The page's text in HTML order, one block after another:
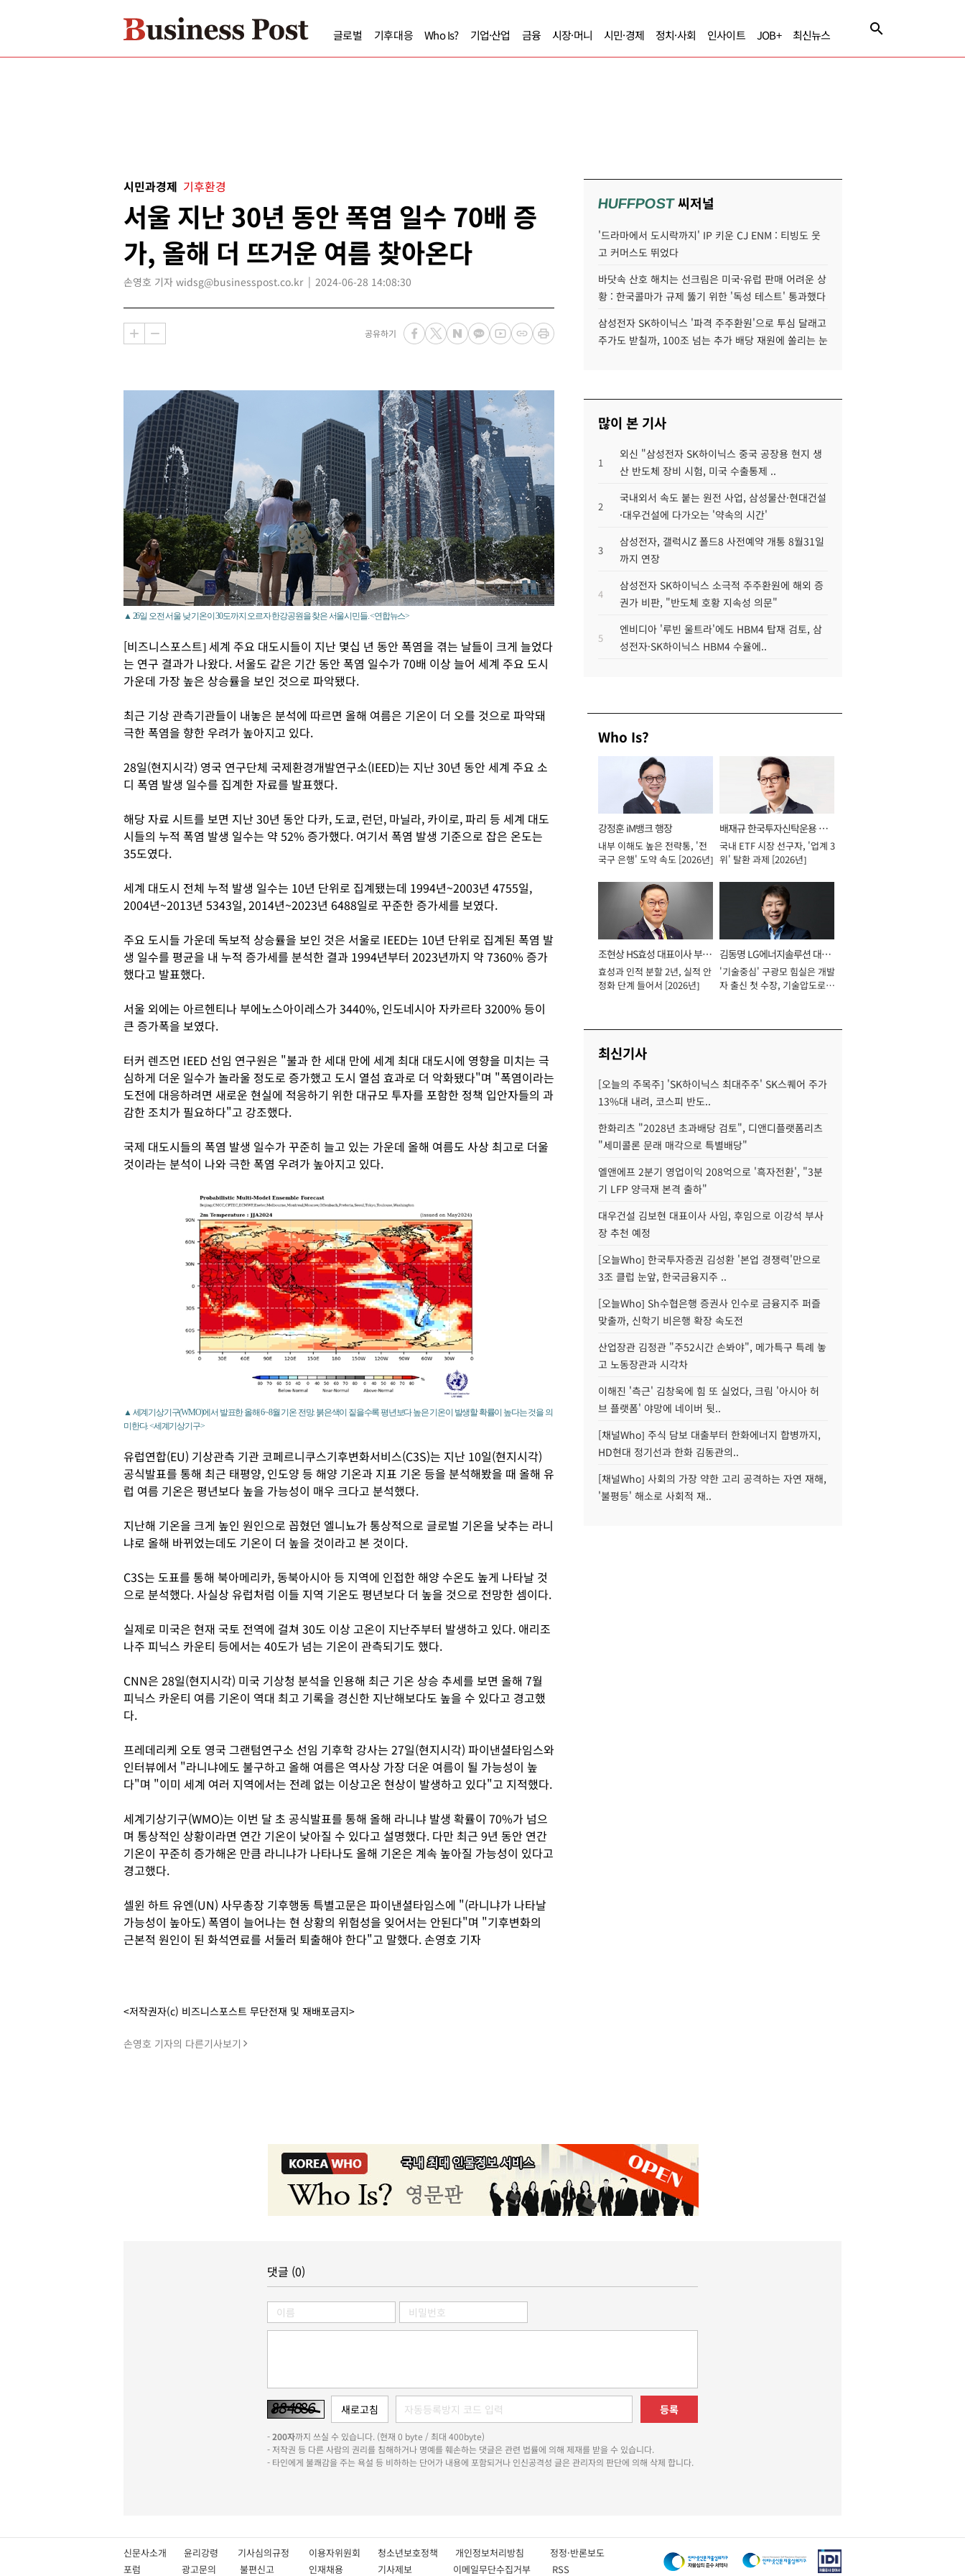
글로벌 기후대응 Who Is? 기업·산업 금융 시장·머니 시민·경제 정치·사회 인사이트 JOB+ 최신뉴스
시민과경제 기후환경
서울 지난 30년 동안 폭염 일수 70배 증
가, 올해 더 뜨거운 여름 찾아온다
손영호 기자 widsg@businesspost.co.kr 2024-06-28 14:08:30
공유하기
▲ 26일 오전 서울 낮 기온이 30도까지 오르자 한강공원을 찾은 서울시민들. <연합뉴스>
[비즈니스포스트] 세계 주요 대도시들이 지난 몇십 년 동안 폭염을 겪는 날들이 크게 늘었다
는 연구 결과가 나왔다. 서울도 같은 기간 동안 폭염 일수가 70배 이상 늘어 세계 주요 도시
가운데 가장 높은 상승률을 보인 것으로 파악됐다.
최근 기상 관측기관들이 내놓은 분석에 따르면 올해 여름은 기온이 더 오를 것으로 파악돼
극한 폭염을 향한 우려가 높아지고 있다.
28일(현지시각) 영국 연구단체 국제환경개발연구소(IEED)는 지난 30년 동안 세계 주요 소
디 폭염 발생 일수를 집계한 자료를 발표했다.
해당 자료 시트를 보면 지난 30년 동안 다카, 도쿄, 런던, 마닐라, 카이로, 파리 등 세계 대도
시들의 누적 폭염 발생 일수는 약 52% 증가했다. 여기서 폭염 발생 기준으로 잡은 온도는
35도였다.
세계 대도시 전체 누적 발생 일수는 10년 단위로 집계됐는데 1994년~2003년 4755일,
2004년~2013년 5343일, 2014년~2023년 6488일로 꾸준한 증가세를 보였다.
주요 도시들 가운데 독보적 상승률을 보인 것은 서울로 IEED는 10년 단위로 집계된 폭염 발
생 일수를 평균을 내 누적 증가세를 분석한 결과 1994년부터 2023년까지 약 7360% 증가
했다고 발표했다.
서울 외에는 아르헨티나 부에노스아이레스가 3440%, 인도네시아 자카르타 3200% 등이
큰 증가폭을 보였다.
터커 렌즈먼 IEED 선임 연구원은 "불과 한 세대 만에 세계 최대 대도시에 영향을 미치는 극
심하게 더운 일수가 놀라울 정도로 증가했고 도시 열섬 효과로 더 악화됐다"며 "폭염이라는
도전에 대응하려면 새로운 현실에 적응하기 위한 대규모 투자를 포함한 정책 입안자들의 과
감한 조치가 필요하다"고 강조했다.
국제 대도시들의 폭염 발생 일수가 꾸준히 늘고 있는 가운데 올해 여름도 사상 최고로 더울
것이라는 분석이 나와 극한 폭염 우려가 높아지고 있다.
▲ 세계기상기구(WMO)에서 발표한 올해 6~8월 기온 전망. 붉은색이 짙을수록 평년보다 높은 기온이 발생할 확률이 높다는 것을 의
미한다. <세계기상기구>
유럽연합(EU) 기상관측 기관 코페르니쿠스기후변화서비스(C3S)는 지난 10일(현지시각)
공식발표를 통해 최근 태평양, 인도양 등 해양 기온과 지표 기온 등을 분석해봤을 때 올해 유
럽 여름 기온은 평년보다 높을 가능성이 매우 크다고 분석했다.
지난해 기온을 크게 높인 원인으로 꼽혔던 엘니뇨가 통상적으로 글로벌 기온을 낮추는 라니
냐로 올해 바뀌었는데도 기온이 더 높을 것이라고 본 것이다.
C3S는 도표를 통해 북아메리카, 동북아시아 등 지역에 인접한 해양 수온도 높게 나타날 것
으로 분석했다. 사실상 유럽처럼 이들 지역 기온도 평년보다 더 높을 것으로 전망한 셈이다.
실제로 미국은 현재 국토 전역에 걸쳐 30도 이상 고온이 지난주부터 발생하고 있다. 애리조
나주 피닉스 카운티 등에서는 40도가 넘는 기온이 관측되기도 했다.
CNN은 28일(현지시각) 미국 기상청 분석을 인용해 최근 기온 상승 추세를 보면 올해 7월
피닉스 카운티 여름 기온이 역대 최고 기록을 경신한 지난해보다도 높을 수 있다고 경고했
다.
프레데리케 오토 영국 그랜텀연구소 선임 기후학 강사는 27일(현지시각) 파이낸셜타임스와
인터뷰에서 "라니냐에도 불구하고 올해 여름은 역사상 가장 더운 여름이 될 가능성이 높
다"며 "이미 세계 여러 지역에서는 전례 없는 이상고온 현상이 발생하고 있다"고 지적했다.
세계기상기구(WMO)는 이번 달 초 공식발표를 통해 올해 라니냐 발생 확률이 70%가 넘으
며 통상적인 상황이라면 연간 기온이 낮아질 수 있다고 설명했다. 다만 최근 9년 동안 연간
기온이 꾸준히 증가해온 만큼 라니냐가 나타나도 올해 기온은 계속 높아질 가능성이 있다고
경고했다.
셀윈 하트 유엔(UN) 사무총장 기후행동 특별고문은 파이낸셜타임스에 "(라니냐가 나타날
가능성이 높아도) 폭염이 늘어나는 현 상황의 위험성을 잊어서는 안된다"며 "기후변화의
근본적 원인이 된 화석연료를 서둘러 퇴출해야 한다"고 말했다. 손영호 기자
<저작권자(c) 비즈니스포스트 무단전재 및 재배포금지>
손영호 기자의 다른기사보기
HUFFPOST씨저널
'드라마에서 도시락까지' IP 키운 CJ ENM : 티빙도 웃
고 커머스도 뛰었다
바닷속 산호 해치는 선크림은 미국·유럽 판매 어려운 상
황 : 한국콜마가 규제 뚫기 위한 '독성 테스트' 통과했다
삼성전자 SK하이닉스 '파격 주주환원'으로 투심 달래고
주가도 받칠까, 100조 넘는 추가 배당 재원에 쏠리는 눈
많이 본 기사
1
외신 "삼성전자 SK하이닉스 중국 공장용 현지 생
산 반도체 장비 시험, 미국 수출통제 ..
2
국내외서 속도 붙는 원전 사업, 삼성물산·현대건설
·대우건설에 다가오는 '약속의 시간'
3
삼성전자, 갤럭시Z 폴드8 사전예약 개통 8월31일
까지 연장
4
삼성전자 SK하이닉스 소극적 주주환원에 해외 증
권가 비판, "반도체 호황 지속성 의문"
5
엔비디아 '루빈 울트라'에도 HBM4 탑재 검토, 삼
성전자·SK하이닉스 HBM4 수율에..
Who Is?
강정훈 iM뱅크 행장
내부 이해도 높은 전략통, '전
국구 은행' 도약 속도 [2026년]
배재규 한국투자신탁운용 대
표이사 사장
국내 ETF 시장 선구자, '업계 3
위' 탈환 과제 [2026년]
조현상 HS효성 대표이사 부회
장
효성과 인적 분할 2년, 실적 안
정화 단계 들어서 [2026년]
김동명 LG에너지솔루션 대표
이사 사장
'기술중심' 구광모 힘실은 개발
자 출신 첫 수장, 기술압도로
최신기사
[오늘의 주목주] 'SK하이닉스 최대주주' SK스퀘어 주가
13%대 내려, 코스피 반도..
한화리츠 "2028년 초과배당 검토", 디앤디플랫폼리츠
"세미콜론 문래 매각으로 특별배당"
엘앤에프 2분기 영업이익 208억으로 '흑자전환', "3분
기 LFP 양극재 본격 출하"
대우건설 김보현 대표이사 사임, 후임으로 이강석 부사
장 추천 예정
[오늘Who] 한국투자증권 김성환 '본업 경쟁력'만으로
3조 클럽 눈앞, 한국금융지주 ..
[오늘Who] Sh수협은행 증권사 인수로 금융지주 퍼즐
맞출까, 신학기 비은행 확장 속도전
산업장관 김정관 "주52시간 손봐야", 메가특구 특례 놓
고 노동장관과 시각차
이해진 '측근' 김창욱에 힘 또 실었다, 크림 '아시아 허
브 플랫폼' 야망에 네이버 뒷..
[채널Who] 주식 담보 대출부터 한화에너지 합병까지,
HD현대 정기선과 한화 김동관의..
[채널Who] 사회의 가장 약한 고리 공격하는 자연 재해,
'불평등' 해소로 사회적 재..
댓글 (0)
등록
-200자까지 쓰실 수 있습니다. (현재 0 byte / 최대 400byte)
- 저작권 등 다른 사람의 권리를 침해하거나 명예를 훼손하는 댓글은 관련 법률에 의해 제재를 받을 수 있습니다.
- 타인에게 불쾌감을 주는 욕설 등 비하하는 단어가 내용에 포함되거나 인신공격성 글은 관리자의 판단에 의해 삭제 합니다.
신문사소개 윤리강령 기사심의규정 이용자위원회 청소년보호정책 개인정보처리방침 정정·반론보도
포럼
광고문의 불편신고 인재채용 기사제보 이메일무단수집거부 RSS